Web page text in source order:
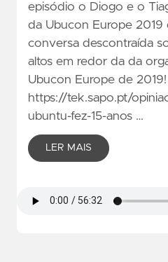
episódio o Diogo e o
da Ubucon Europe 2019
conversa descontraída
altos em redor da da
Ubucon Europe de 2019!
https://tek.sapo.pt/
ubuntu-fez-15-anos …
LER MAIS